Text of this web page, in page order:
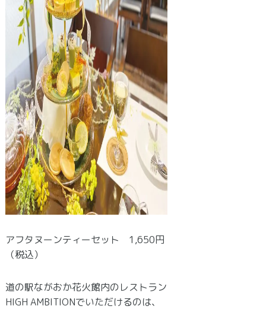
アフタヌーンティーセット 1,650円
（税込）
道の駅ながおか花火館内のレストラン
HIGH AMBITIONでいただけるのは、